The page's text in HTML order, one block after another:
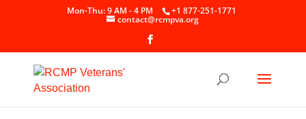
Mon-Thu: 9 AM - 4 PM +1 877-251-1771
contact@rcmpva.org